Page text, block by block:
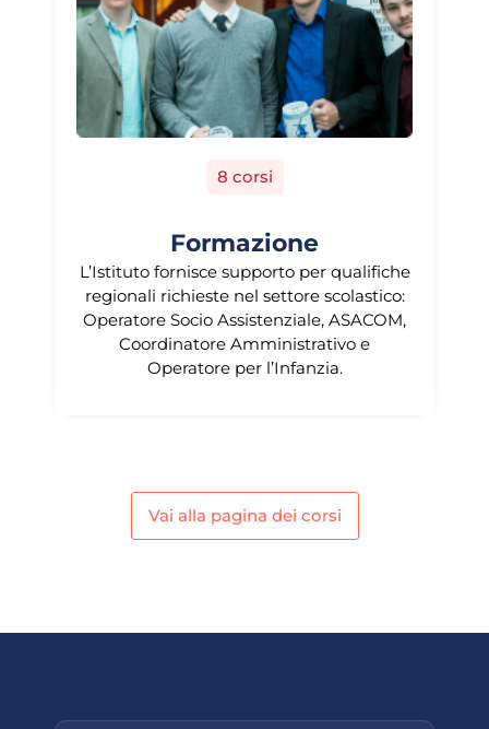
8 corsi
Formazione
L’Istituto fornisce supporto per qualifiche
regionali richieste nel settore scolastico:
Operatore Socio Assistenziale, ASACOM,
Coordinatore Amministrativo e
Operatore per l’Infanzia.
Vai alla pagina dei corsi